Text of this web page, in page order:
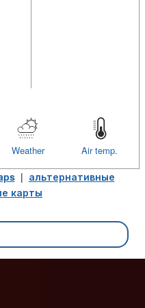
Air temp.
Weather
| альтернативные
карты